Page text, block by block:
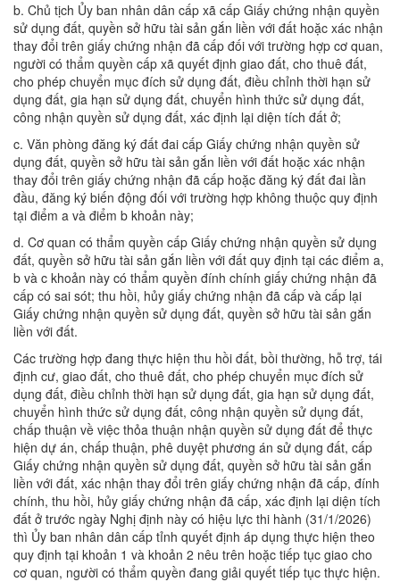
b. Chủ tịch Ủy ban nhân dân cấp xã cấp Giấy chứng nhận quyền
sử dụng đất, quyền sở hữu tài sản gắn liền với đất hoặc xác nhận
thay đổi trên giấy chứng nhận đã cấp đối với trường hợp cơ quan,
người có thẩm quyền cấp xã quyết định giao đất, cho thuê đất,
cho phép chuyển mục đích sử dụng đất, điều chỉnh thời hạn sử
dụng đất, gia hạn sử dụng đất, chuyển hình thức sử dụng đất,
công nhận quyền sử dụng đất, xác định lại diện tích đất ở;
c. Văn phòng đăng ký đất đai cấp Giấy chứng nhận quyền sử
dụng đất, quyền sở hữu tài sản gắn liền với đất hoặc xác nhận
thay đổi trên giấy chứng nhận đã cấp hoặc đăng ký đất đai lần
đầu, đăng ký biến động đối với trường hợp không thuộc quy định
tại điểm a và điểm b khoản này;
d. Cơ quan có thẩm quyền cấp Giấy chứng nhận quyền sử dụng
đất, quyền sở hữu tài sản gắn liền với đất quy định tại các điểm a,
b và c khoản này có thẩm quyền đính chính giấy chứng nhận đã
cấp có sai sót; thu hồi, hủy giấy chứng nhận đã cấp và cấp lại
Giấy chứng nhận quyền sử dụng đất, quyền sở hữu tài sản gắn
liền với đất.
Các trường hợp đang thực hiện thu hồi đất, bồi thường, hỗ trợ, tái
định cư, giao đất, cho thuê đất, cho phép chuyển mục đích sử
dụng đất, điều chỉnh thời hạn sử dụng đất, gia hạn sử dụng đất,
chuyển hình thức sử dụng đất, công nhận quyền sử dụng đất,
chấp thuận về việc thỏa thuận nhận quyền sử dụng đất để thực
hiện dự án, chấp thuận, phê duyệt phương án sử dụng đất, cấp
Giấy chứng nhận quyền sử dụng đất, quyền sở hữu tài sản gắn
liền với đất, xác nhận thay đổi trên giấy chứng nhận đã cấp, đính
chính, thu hồi, hủy giấy chứng nhận đã cấp, xác định lại diện tích
đất ở trước ngày Nghị định này có hiệu lực thi hành (31/1/2026)
thì Ủy ban nhân dân cấp tỉnh quyết định áp dụng thực hiện theo
quy định tại khoản 1 và khoản 2 nêu trên hoặc tiếp tục giao cho
cơ quan, người có thẩm quyền đang giải quyết tiếp tục thực hiện.